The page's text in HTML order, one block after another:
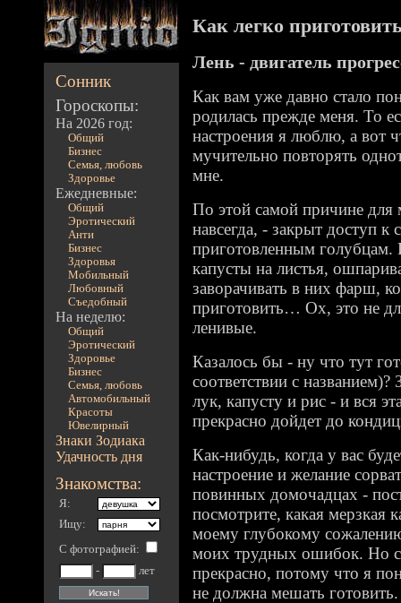
Сонник
Гороскопы:
На 2026 год:
Общий
Бизнес
Семья, любовь
Здоровье
Ежедневные:
Общий
Эротический
Анти
Бизнес
Здоровья
Мобильный
Любовный
Съедобный
На неделю:
Общий
Эротический
Здоровье
Бизнес
Семья, любовь
Автомобильный
Красоты
Ювелирный
Знаки Зодиака
Удачность дня
Знакомства:
Я:
Ищу:
С фотографией:
-
лет
Как легко
Лень - двигатель
Как вам уже давно стало
родилась прежде меня. То
настроения я люблю, а вот
мучительно повторять
мне.
По этой самой причине для
навсегда, - закрыт доступ к
приготовленным голубцам.
капусты на листья,
заворачивать в них фарш,
приготовить… Ох, это не
ленивые.
Казалось бы - ну что тут
соответствии с
лук, капусту и рис - и вся
прекрасно дойдет до
Как-нибудь, когда у вас
настроение и желание
повинных домочадцах -
посмотрите, какая мерзкая
моему глубокому
моих трудных ошибок. Но
прекрасно, потому что я
не должна мешать готовить.